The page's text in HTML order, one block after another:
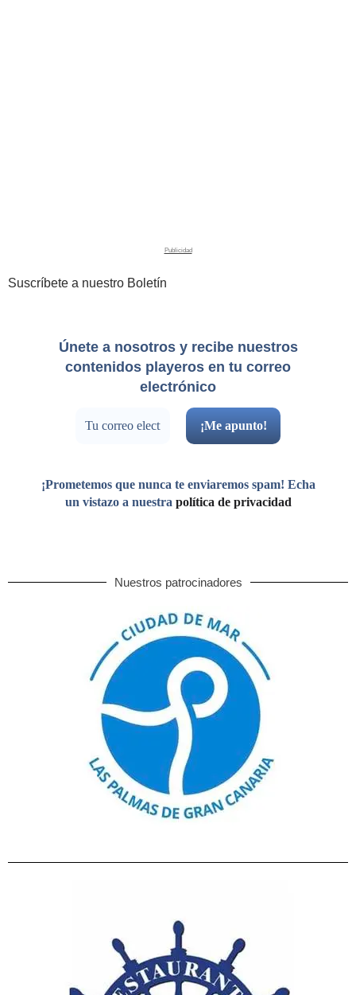
Suscríbete a nuestro Boletín
Únete a nosotros y recibe nuestros
contenidos playeros en tu correo
electrónico
¡Prometemos que nunca te enviaremos spam! Echa
un vistazo a nuestra política de privacidad
Nuestros patrocinadores